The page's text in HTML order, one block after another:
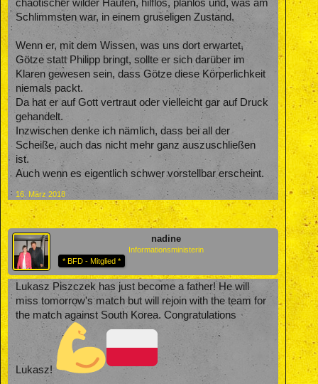
chaotischer wilder Haufen, hilflos, planlos und, was am
Schlimmsten war, in einem gruseligen Zustand.
Wenn er, mit dem Wissen, was uns dort erwartet,
Götze statt Philipp bringt, sollte er sich darüber im
Klaren gewesen sein, dass Götze diese Körperlichkeit
niemals packt.
Da hat er auf Gott vertraut oder vielleicht gar auf Druck
gehandelt.
Inzwischen denke ich nämlich, dass bei all der
Scheiße, auch das nicht mehr ganz auszuschließen
ist.
Auch wenn es eigentlich schwer vorstellbar erscheint.
16. März 2018
nadine
Informationsministerin
* BFD - Mitglied *
Lukasz Piszczek has just become a father! He will
miss tomorrow's match but will rejoin with the team for
the match against South Korea. Congratulations
Lukasz!